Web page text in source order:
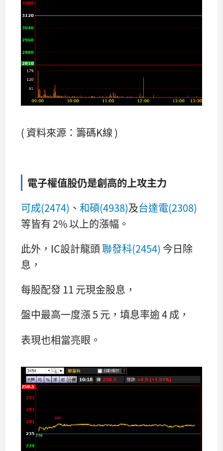
( 資料來源：籌碼K線 )
電子權值股仍是創高的上攻主力
可成(2474) 、 和碩(4938)及台達電(2308)
等皆有 2% 以上的漲幅。
此外，IC設計龍頭聯發科(2454) 今日除
息，
每股配發 11 元現金股息，
盤中最高一度漲 5 元，填息率逾 4 成，
表現也相當亮眼。